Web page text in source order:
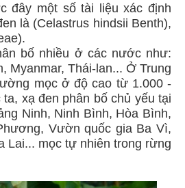
đây một số tài liệu xác định
là (Celastrus hindsii Benth),
bố nhiều ở các nước như:
Myanmar, Thái-lan... Ở Trung
mọc ở độ cao từ 1.000 -
xạ đen phân bố chủ yếu tại
Ninh, Ninh Bình, Hòa Bình,
Vườn quốc gia Ba Vì,
Lai... mọc tự nhiên trong rừng